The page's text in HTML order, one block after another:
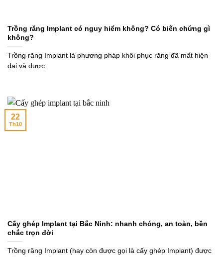
Trồng răng Implant có nguy hiểm không? Có biến chứng gì
không?
Trồng răng Implant là phương pháp khôi phục răng đã mất hiện
đại và được
Cấy ghép Implant tại Bắc Ninh: nhanh chóng, an toàn, bền
chắc trọn đời
Trồng răng Implant (hay còn được gọi là cấy ghép Implant) được
22
Th10